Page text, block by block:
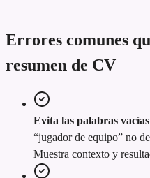
Errores comunes
resumen de CV
Evita las palabras
“jugador de equipo” no
Muestra contexto y